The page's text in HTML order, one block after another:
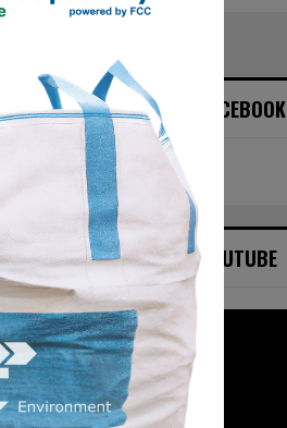
NASZ FACEBOOK
NASZ YOUTUBE